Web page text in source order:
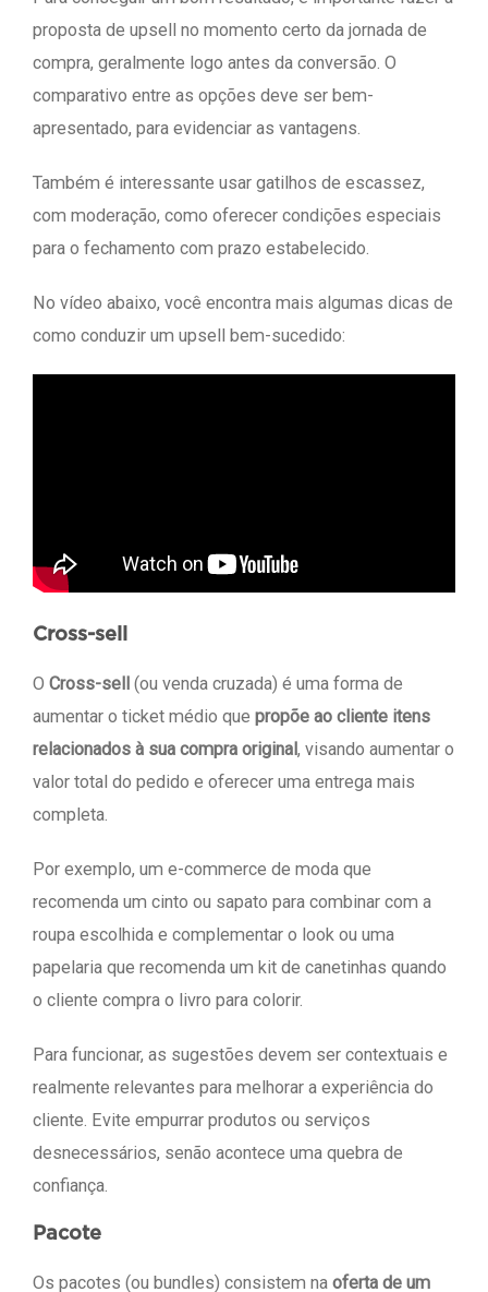
proposta de upsell no momento certo da jornada de
compra, geralmente logo antes da conversão. O
comparativo entre as opções deve ser bem-
apresentado, para evidenciar as vantagens.
Também é interessante usar gatilhos de escassez,
com moderação, como oferecer condições especiais
para o fechamento com prazo estabelecido.
No vídeo abaixo, você encontra mais algumas dicas de
como conduzir um upsell bem-sucedido:
Cross-sell
O Cross-sell (ou venda cruzada) é uma forma de
aumentar o ticket médio que propõe ao cliente itens
relacionados à sua compra original, visando aumentar o
valor total do pedido e oferecer uma entrega mais
completa.
Por exemplo, um e-commerce de moda que
recomenda um cinto ou sapato para combinar com a
roupa escolhida e complementar o look ou uma
papelaria que recomenda um kit de canetinhas quando
o cliente compra o livro para colorir.
Para funcionar, as sugestões devem ser contextuais e
realmente relevantes para melhorar a experiência do
cliente. Evite empurrar produtos ou serviços
desnecessários, senão acontece uma quebra de
confiança.
Pacote
Os pacotes (ou bundles) consistem na oferta de um